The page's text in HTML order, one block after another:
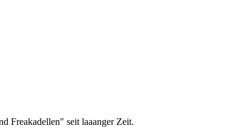
Freakadellen" seit laaanger Zeit.